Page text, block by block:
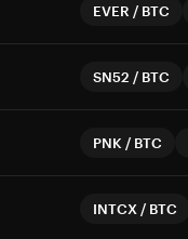
EVER / BTC
SN52 / BTC
PNK / BTC
INTCX / BTC